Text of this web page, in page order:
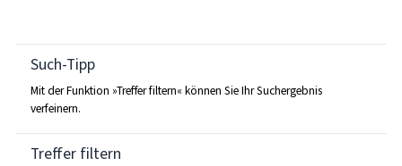
Such-Tipp
Mit der Funktion »Treffer filtern« können Sie Ihr Suchergebnis
verfeinern.
Treffer filtern